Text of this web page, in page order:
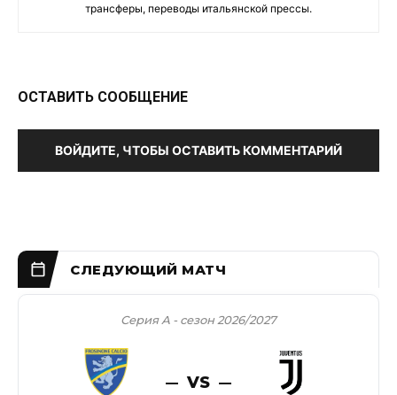
трансферы, переводы итальянской прессы.
ОСТАВИТЬ СООБЩЕНИЕ
ВОЙДИТЕ, ЧТОБЫ ОСТАВИТЬ КОММЕНТАРИЙ
Серия А - сезон 2026/2027
VS